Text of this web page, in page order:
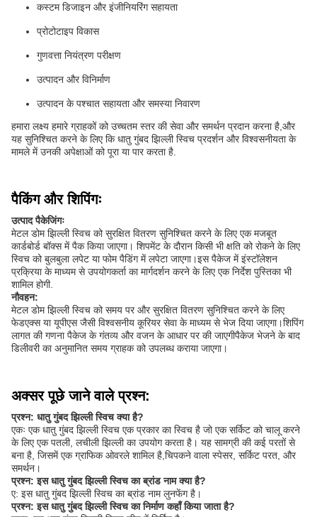
कस्टम डिजाइन और इंजीनियरिंग सहायता
प्रोटोटाइप विकास
गुणवत्ता नियंत्रण परीक्षण
उत्पादन और विनिर्माण
उत्पादन के पश्चात सहायता और समस्या निवारण
हमारा लक्ष्य हमारे ग्राहकों को उच्चतम स्तर की सेवा और समर्थन प्रदान करना है,और
यह सुनिश्चित करने के लिए कि धातु गुंबद झिल्ली स्विच प्रदर्शन और विश्वसनीयता के
मामले में उनकी अपेक्षाओं को पूरा या पार करता है.
पैकिंग और शिपिंगः
उत्पाद पैकेजिंगः
मेटल डोम झिल्ली स्विच को सुरक्षित वितरण सुनिश्चित करने के लिए एक मजबूत
कार्डबोर्ड बॉक्स में पैक किया जाएगा। शिपमेंट के दौरान किसी भी क्षति को रोकने के लिए
स्विच को बुलबुला लपेट या फोम पैडिंग में लपेटा जाएगा।इस पैकेज में इंस्टॉलेशन
प्रक्रिया के माध्यम से उपयोगकर्ता का मार्गदर्शन करने के लिए एक निर्देश पुस्तिका भी
शामिल होगी.
नौवहन:
मेटल डोम झिल्ली स्विच को समय पर और सुरक्षित वितरण सुनिश्चित करने के लिए
फेडएक्स या यूपीएस जैसी विश्वसनीय कूरियर सेवा के माध्यम से भेज दिया जाएगा।शिपिंग
लागत की गणना पैकेज के गंतव्य और वजन के आधार पर की जाएगीपैकेज भेजने के बाद
डिलीवरी का अनुमानित समय ग्राहक को उपलब्ध कराया जाएगा।
अक्सर पूछे जाने वाले प्रश्न:
प्रश्न: धातु गुंबद झिल्ली स्विच क्या है?
एकः एक धातु गुंबद झिल्ली स्विच एक प्रकार का स्विच है जो एक सर्किट को चालू करने
के लिए एक पतली, लचीली झिल्ली का उपयोग करता है। यह सामग्री की कई परतों से
बना है, जिसमें एक ग्राफिक ओवरले शामिल है,चिपकने वाला स्पेसर, सर्किट परत, और
समर्थन।
प्रश्न: इस धातु गुंबद झिल्ली स्विच का ब्रांड नाम क्या है?
ए: इस धातु गुंबद झिल्ली स्विच का ब्रांड नाम लुनफेंग है।
प्रश्न: इस धातु गुंबद झिल्ली स्विच का निर्माण कहाँ किया जाता है?